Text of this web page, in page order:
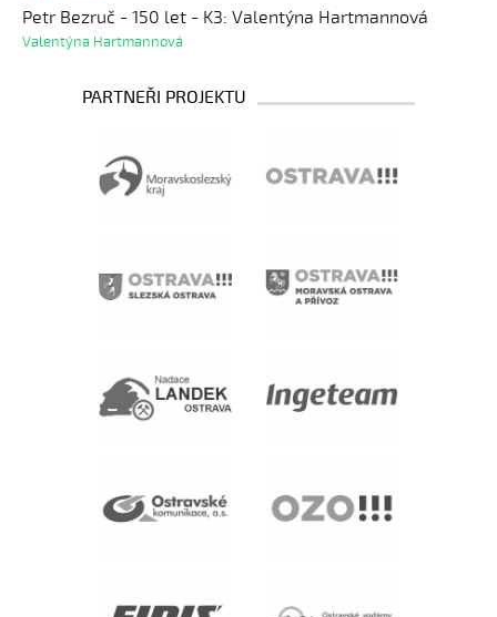
Petr Bezruč - 150 let - K3: Valentýna Hartmannová
Valentýna Hartmannová
PARTNEŘI PROJEKTU